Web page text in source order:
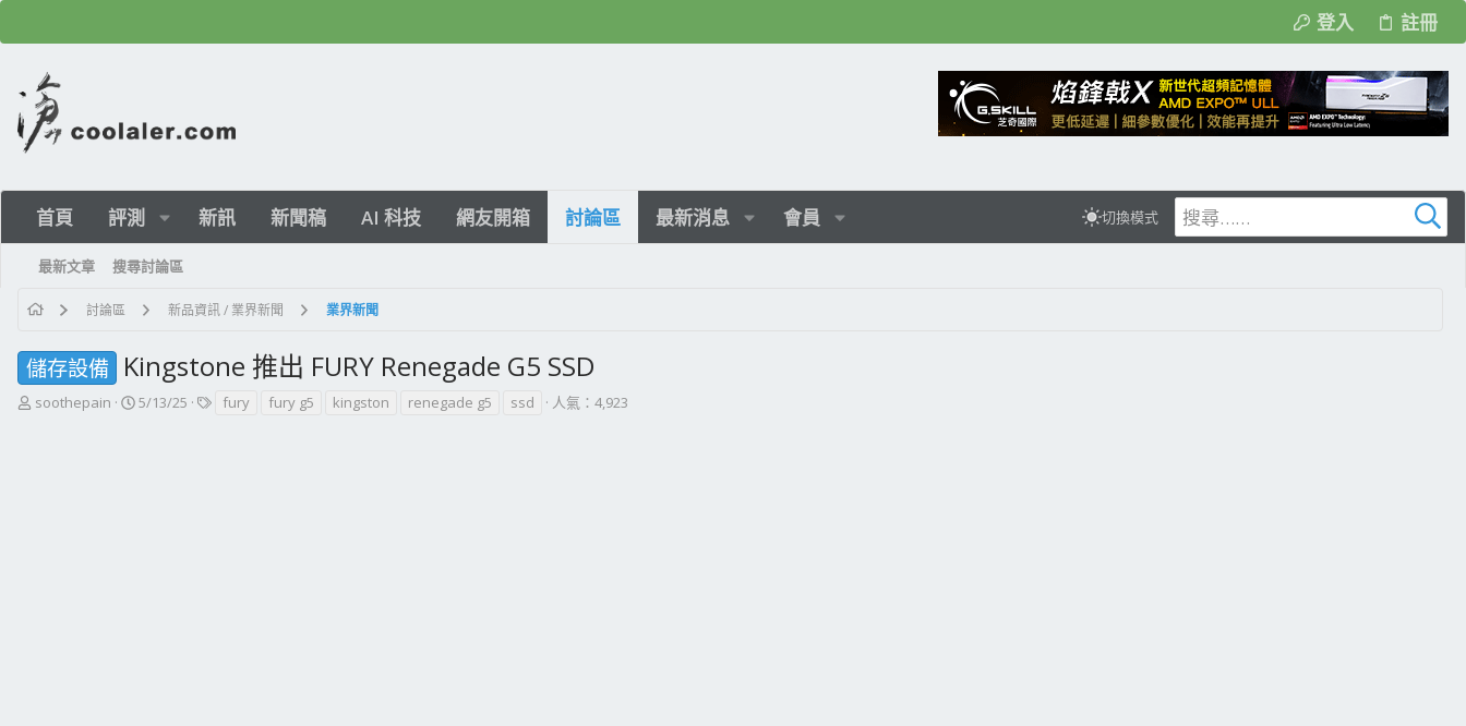
登入 註冊
首頁 評測 新訊 新聞稿 AI 科技 網友開箱 討論區 最新消息 會員 切換模式
最新文章 搜尋討論區
討論區 新品資訊 / 業界新聞 業界新聞
儲存設備 Kingstone 推出 FURY Renegade G5 SSD
主
soothepain
開
5/13/25
標fury fury g5 kingston renegade g5 ssd 人氣：4,923